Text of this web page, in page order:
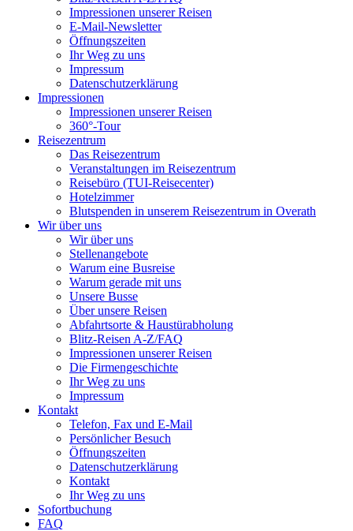
Impressionen unserer Reisen
E-Mail-Newsletter
Öffnungszeiten
Ihr Weg zu uns
Impressum
Datenschutzerklärung
Impressionen
Impressionen unserer Reisen
360°-Tour
Reisezentrum
Das Reisezentrum
Veranstaltungen im Reisezentrum
Reisebüro (TUI-Reisecenter)
Hotelzimmer
Blutspenden in unserem Reisezentrum in Overath
Wir über uns
Wir über uns
Stellenangebote
Warum eine Busreise
Warum gerade mit uns
Unsere Busse
Über unsere Reisen
Abfahrtsorte & Haustürabholung
Blitz-Reisen A-Z/FAQ
Impressionen unserer Reisen
Die Firmengeschichte
Ihr Weg zu uns
Impressum
Kontakt
Telefon, Fax und E-Mail
Persönlicher Besuch
Öffnungszeiten
Datenschutzerklärung
Kontakt
Ihr Weg zu uns
Sofortbuchung
FAQ